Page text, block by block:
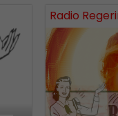
Radio